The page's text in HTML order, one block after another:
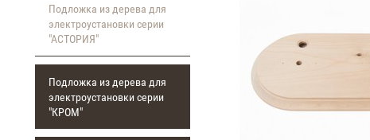
Подложка из дерева для
электроустановки серии
"АСТОРИЯ"
Подложка из дерева для
электроустановки серии
"КРОМ"